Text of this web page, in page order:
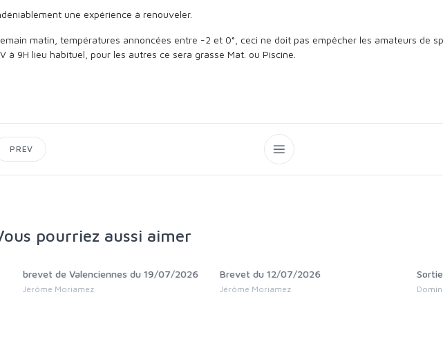
une expérience à renouveler.
matin, températures annoncées entre -2 et 0°, ceci ne doit pas empêcher les amateurs de
à 9H lieu habituel, pour les autres ce sera grasse Mat. ou Piscine.
PREV
pourriez aussi aimer
brevet de Valenciennes du 19/07/2026
Moriamez
Brevet du 12/07/2026
Jérôme Moriamez
Sortie
Dominique_d